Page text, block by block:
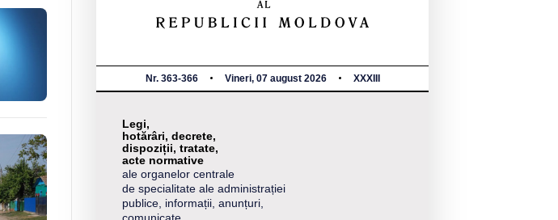
Nr. 363-366 Vineri, 07 august 2026 XXXIII
Legi,
hotărâri, decrete,
dispoziții, tratate,
acte normative
ale organelor centrale
de specialitate ale administrației
publice, informații, anunțuri,
comunicate